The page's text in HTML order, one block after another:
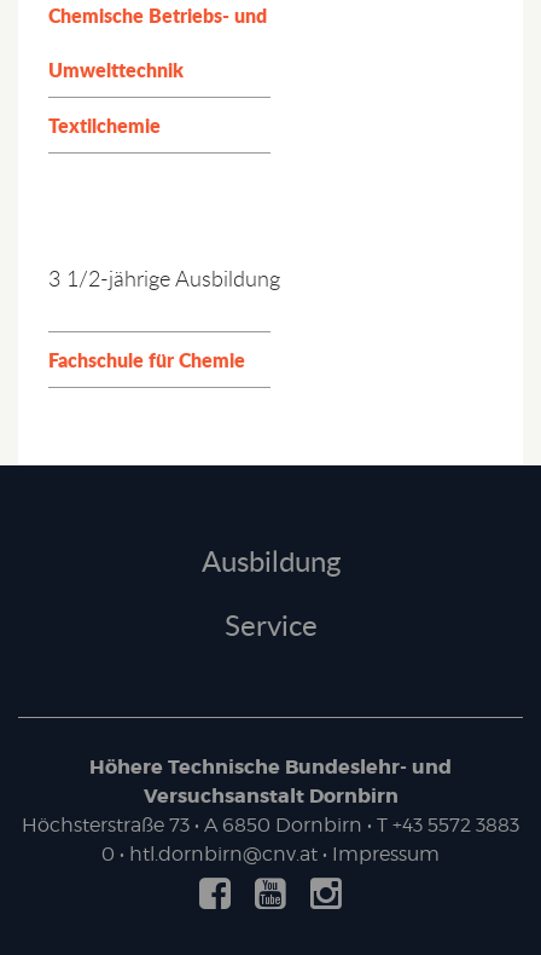
Chemische Betriebs- und
Umwelttechnik
Textilchemie
3 1/2-jährige Ausbildung
Fachschule für Chemie
Ausbildung
Service
Höhere Technische Bundeslehr- und
Versuchsanstalt Dornbirn
Höchsterstraße 73 • A 6850 Dornbirn • T +43 5572 3883
0 • htl.dornbirn@cnv.at • Impressum